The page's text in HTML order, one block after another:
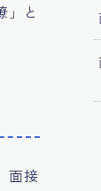
」と
面接